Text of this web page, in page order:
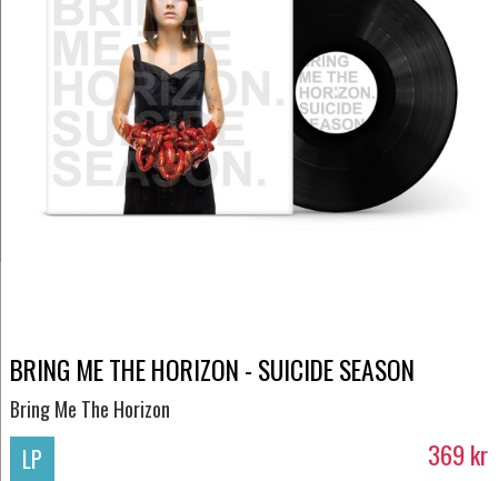
BRING ME THE HORIZON - SUICIDE SEASON
Bring Me The Horizon
LP 369 kr